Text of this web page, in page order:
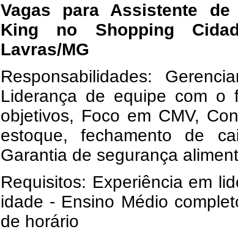
Vagas para Assistente
King no Shopping
Lavras/MG
Responsabilidades:
Liderança de equipe com o
objetivos, Foco em CMV,
estoque, fechamento de
Garantia de segurança
Requisitos: Experiência em
idade - Ensino Médio
de horário